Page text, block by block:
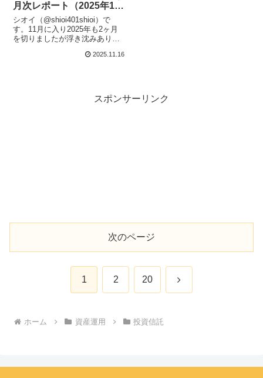
月次レポート（2025年10
月）
シオイ（@shioi401shioi）で
す。11月に入り2025年も2ヶ月
を切りましたが浮き沈みありつ
りで上昇中とありがたいことで
2025.11.16
スポンサーリンク
次のページ
1 2 20 次
ホーム 資産運用 投資信託